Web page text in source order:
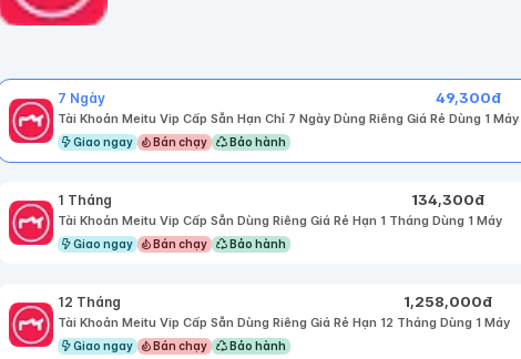
7 Ngày 49,300đ
Tài Khoản Meitu Vip Cấp Sẵn Hạn Chỉ 7 Ngày Dùng Riêng Giá Rẻ Dùng 1 Máy
Giao ngay Bán chạy Bảo hành
1 Tháng 134,300đ
Tài Khoản Meitu Vip Cấp Sẵn Dùng Riêng Giá Rẻ Hạn 1 Tháng Dùng 1 Máy
Giao ngay Bán chạy Bảo hành
12 Tháng 1,258,000đ
Tài Khoản Meitu Vip Cấp Sẵn Dùng Riêng Giá Rẻ Hạn 12 Tháng Dùng 1 Máy
Giao ngay Bán chạy Bảo hành